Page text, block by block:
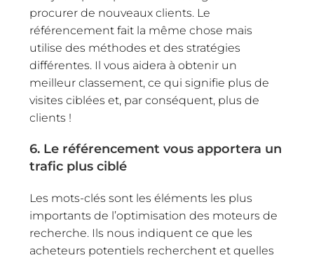
procurer de nouveaux clients. Le
référencement fait la même chose mais
utilise des méthodes et des stratégies
différentes. Il vous aidera à obtenir un
meilleur classement, ce qui signifie plus de
visites ciblées et, par conséquent, plus de
clients !
6. Le référencement vous apportera un
trafic plus ciblé
Les mots-clés sont les éléments les plus
importants de l’optimisation des moteurs de
recherche. Ils nous indiquent ce que les
acheteurs potentiels recherchent et quelles